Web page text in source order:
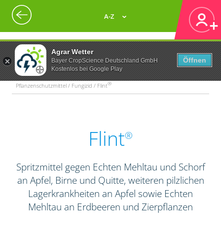
Agrar Wetter
Bayer CropScience Deutschland GmbH
Kostenlos bei Google Play
Öffnen
A-Z
Pflanzenschutzmittel / Fungizid / Flint®
Flint®
Spritzmittel gegen Echten Mehltau und Schorf
an Apfel, Birne und Quitte, weiteren pilzlichen
Lagerkrankheiten an Apfel sowie Echten
Mehltau an Erdbeeren und Zierpflanzen